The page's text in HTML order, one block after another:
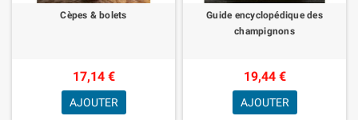
Cèpes & bolets
17,14 €
AJOUTER
Guide encyclopédique des
champignons
19,44 €
AJOUTER